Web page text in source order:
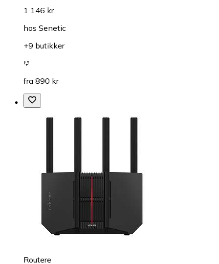
1 146 kr
hos Senetic
+9 butikker
fra 890 kr
Routere